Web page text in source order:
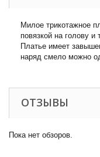
Милое трикотажное
повязкой на голову
Платье имеет
наряд смело можно
ОТЗЫВЫ
Пока нет обзоров.